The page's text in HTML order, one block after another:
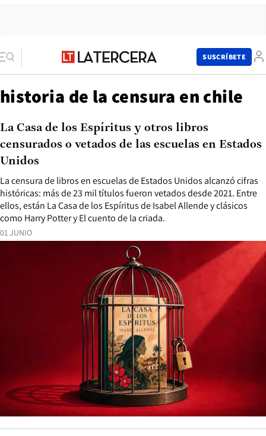
SUSCRÍBETE
historia de la censura en chile
01 JUNIO
La censura de libros en escuelas de Estados Unidos alcanzó cifras
históricas: más de 23 mil títulos fueron vetados desde 2021. Entre
ellos, están La Casa de los Espíritus de Isabel Allende y clásicos
como Harry Potter y El cuento de la criada.
La Casa de los Espíritus y otros libros
censurados o vetados de las escuelas en Estados
Unidos